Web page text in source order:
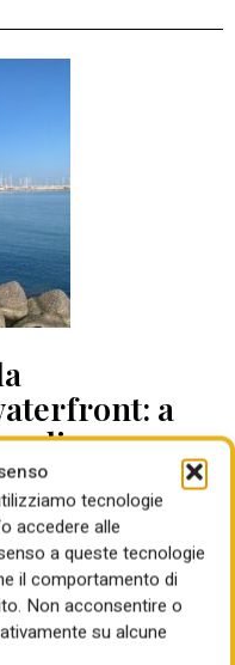
tecnologie
accedere alle
a queste tecnologie
il comportamento di
Non acconsentire o
su alcune
a
di